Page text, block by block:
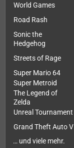
World Games
Road Rash
Sonic the
Hedgehog
Streets of Rage
Super Mario 64
Super Metroid
The Legend of
Zelda
Unreal Tournament
Grand Theft Auto V
… und viele mehr.